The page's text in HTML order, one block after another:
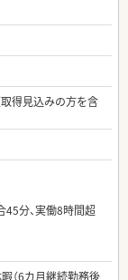
得見込みの方を含
分、実働8時間超
（6カ月継続勤務後